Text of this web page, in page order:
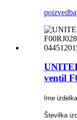
poizvedba
ventil
Ime
Številka